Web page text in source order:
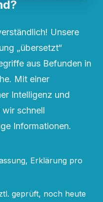
Unsere
„übersetzt“
aus Befunden in
Mit einer
Intelligenz und
schnell
Informationen.
Erklärung pro
geprüft, noch heute